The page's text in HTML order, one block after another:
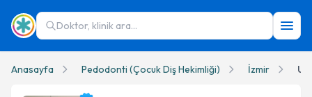
Doktor, klinik ara...
Anasayfa Pedodonti (Çocuk Diş Hekimliği) İzmir